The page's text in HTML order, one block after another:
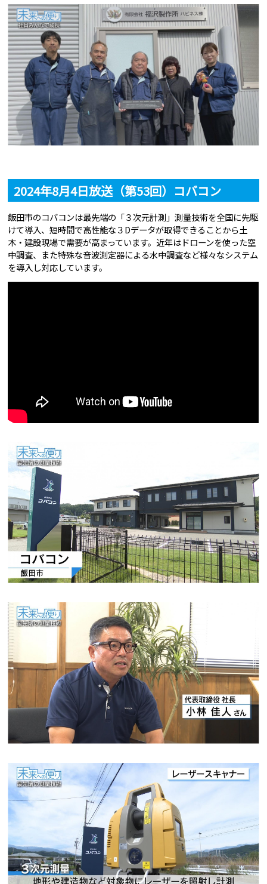
2024年8月4日放送（第53回）コバコン
飯田市のコバコンは最先端の「３次元計測」測量技術を全国に先駆
けて導入、短時間で高性能な３Dデータが取得できることから土
木・建設現場で需要が高まっています。近年はドローンを使った空
中調査、また特殊な音波測定器による水中調査など様々なシステム
を導入し対応しています。